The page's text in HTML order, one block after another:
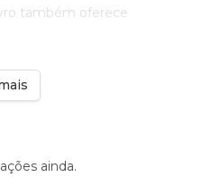
também oferece
ainda.